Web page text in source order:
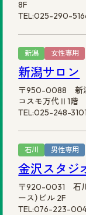
8F
TEL:025-290-
新潟 女性専用
新潟サロン
〒950-0088 新
コスモ万代Ⅱ1階
TEL:025-248-3101
石川 男性専用
金沢スタジ
〒920-0031 石川
ース）ビル 2F
TEL:076-223-